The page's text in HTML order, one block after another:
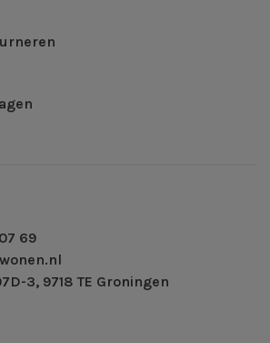
69
3, 9718 TE Groningen